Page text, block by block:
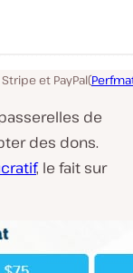
et PayPal(
de
des dons.
, le fait sur